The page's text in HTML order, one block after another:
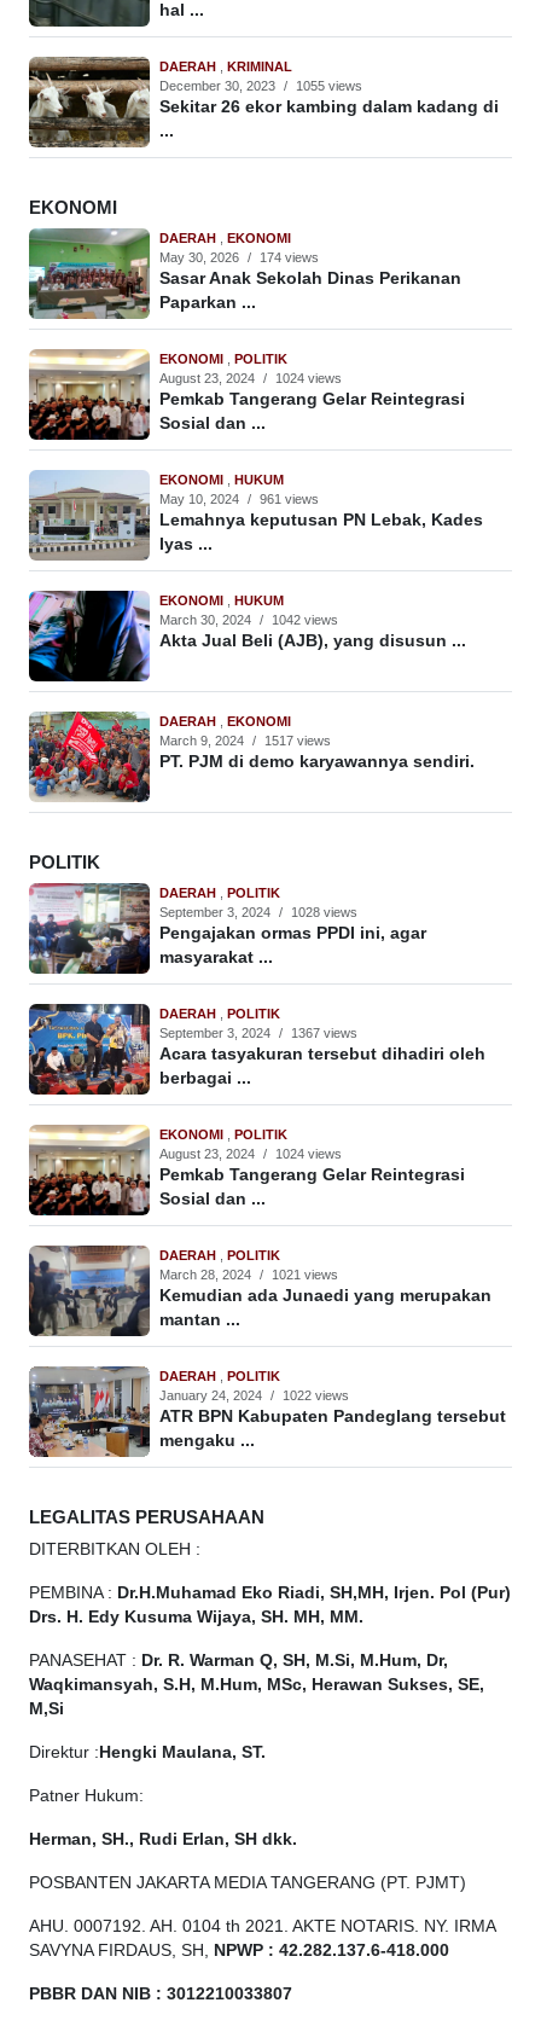
hal ...
DAERAH , KRIMINAL
December 30, 2023 / 1055 views
Sekitar 26 ekor kambing dalam kadang di
...
EKONOMI
DAERAH , EKONOMI
May 30, 2026 / 174 views
Sasar Anak Sekolah Dinas Perikanan
Paparkan ...
EKONOMI , POLITIK
August 23, 2024 / 1024 views
Pemkab Tangerang Gelar Reintegrasi
Sosial dan ...
EKONOMI , HUKUM
May 10, 2024 / 961 views
Lemahnya keputusan PN Lebak, Kades
Iyas ...
EKONOMI , HUKUM
March 30, 2024 / 1042 views
Akta Jual Beli (AJB), yang disusun ...
DAERAH , EKONOMI
March 9, 2024 / 1517 views
PT. PJM di demo karyawannya sendiri.
POLITIK
DAERAH , POLITIK
September 3, 2024 / 1028 views
Pengajakan ormas PPDI ini, agar
masyarakat ...
DAERAH , POLITIK
September 3, 2024 / 1367 views
Acara tasyakuran tersebut dihadiri oleh
berbagai ...
EKONOMI , POLITIK
August 23, 2024 / 1024 views
Pemkab Tangerang Gelar Reintegrasi
Sosial dan ...
DAERAH , POLITIK
March 28, 2024 / 1021 views
Kemudian ada Junaedi yang merupakan
mantan ...
DAERAH , POLITIK
January 24, 2024 / 1022 views
ATR BPN Kabupaten Pandeglang tersebut
mengaku ...
LEGALITAS PERUSAHAAN
DITERBITKAN OLEH :
PEMBINA : Dr.H.Muhamad Eko Riadi, SH,MH, Irjen. Pol (Pur)
Drs. H. Edy Kusuma Wijaya, SH. MH, MM.
PANASEHAT : Dr. R. Warman Q, SH, M.Si, M.Hum, Dr,
Waqkimansyah, S.H, M.Hum, MSc, Herawan Sukses, SE,
M,Si
Direktur : Hengki Maulana, ST.
Patner Hukum:
Herman, SH., Rudi Erlan, SH dkk.
POSBANTEN JAKARTA MEDIA TANGERANG (PT. PJMT)
AHU. 0007192. AH. 0104 th 2021. AKTE NOTARIS. NY. IRMA
SAVYNA FIRDAUS, SH, NPW P : 42.282.137.6-418.000
PBBR DAN NIB : 3012210033807